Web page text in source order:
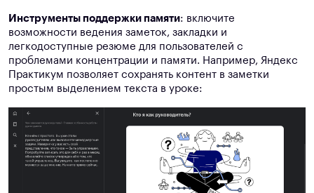
Инструменты поддержки памяти: включите
возможности ведения заметок, закладки и
легкодоступные резюме для пользователей с
проблемами концентрации и памяти. Например, Яндекс
Практикум позволяет сохранять контент в заметки
простым выделением текста в уроке: